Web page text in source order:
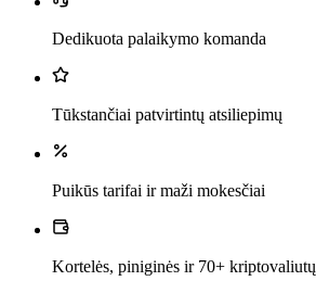
Dedikuota palaikymo komanda
Tūkstančiai patvirtintų atsiliepimų
Puikūs tarifai ir maži mokesčiai
Kortelės, piniginės ir 70+ kriptovaliutų